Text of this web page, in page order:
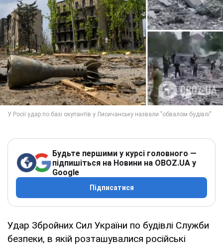
Будьте першими у курсі головного —
підпишіться на Новини на OBOZ.UA у
Google
Підписатися
Удар Збройних Сил України по будівлі Служби
безпеки, в якій розташувалися російські